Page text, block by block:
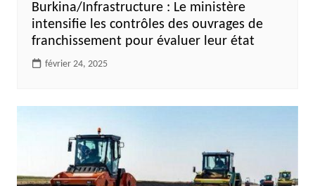
Burkina/Infrastructure : Le ministère
intensifie les contrôles des ouvrages de
franchissement pour évaluer leur état
février 24, 2025